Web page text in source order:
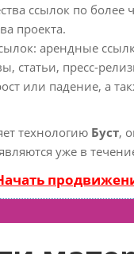
ссылок по
проекта.
арендные
статьи, пресс-
или падение, а
технологию Буст,
уже в